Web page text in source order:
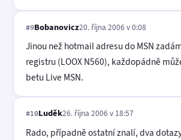
#9Bobanovicz20. října 2006 v 0:08
Jinou než hotmail adresu do MSN
registru (LOOX N560), každopádně
betu Live MSN.
#10Luděk26. října 2006 v 18:57
Rado, případně ostatní znalí, dva